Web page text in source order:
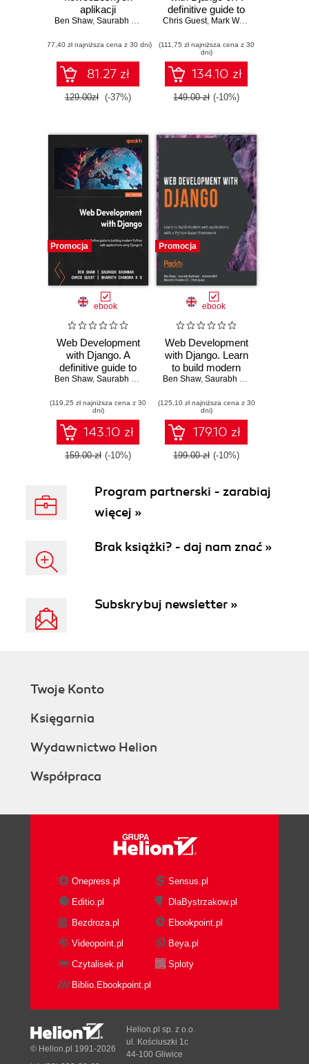
aplikacji
internetowych w
Ben Shaw, Saurabh Badhwar ,Andrew Bird,Bharath Chandra K S
(77,40 zł najniższa cena z 30 dni)
81.27 zł
129.00zł (-37%)
definitive guide to
building modern
applications using
Django 6 - Third
Edition
Chris Guest, Mark Walker
(111,75 zł najniższa cena z 30
dni)
134.10 zł
149.00 zł (-10%)
Promocja
ebook
Web Development
with Django. A
definitive guide to
building modern
applications using
Django 4 - Second
Edition
Ben Shaw, Saurabh Badhwar ,Chris Guest,Bharath Chandra K S
(119,25 zł najniższa cena z 30
dni)
143.10 zł
159.00 zł (-10%)
Promocja
ebook
Web Development
with Django. Learn
to build modern
web applications
based framework
Ben Shaw, Saurabh Badhwar
(125,10 zł najniższa cena z 30
dni)
179.10 zł
199.00 zł (-10%)
Program partnerski - zarabiaj
więcej »
Brak książki? - daj nam znać »
Subskrybuj newsletter »
Twoje Konto
Księgarnia
Wydawnictwo Helion
Współpraca
Onepress.pl
Sensus.pl
Editio.pl
DlaBystrzakow.pl
Bezdroza.pl
Ebookpoint.pl
Videopoint.pl
Beya.pl
Czytalisek.pl
Sploty
Biblio.Ebookpoint.pl
© Helion.pl 1991-2026
Helion.pl sp. z o.o.
ul. Kościuszki 1c
44-100 Gliwice